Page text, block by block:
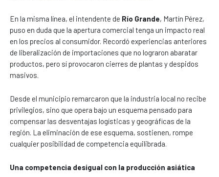
En la misma línea, el intendente de Río Grande, Martín Pérez,
puso en duda que la apertura comercial tenga un impacto real
en los precios al consumidor. Recordó experiencias anteriores
de liberalización de importaciones que no lograron abaratar
productos, pero sí provocaron cierres de plantas y despidos
masivos.
Desde el municipio remarcaron que la industria local no recibe
privilegios, sino que opera bajo un esquema pensado para
compensar las desventajas logísticas y geográficas de la
región. La eliminación de ese esquema, sostienen, rompe
cualquier posibilidad de competencia equilibrada.
Una competencia desigual con la producción asiática